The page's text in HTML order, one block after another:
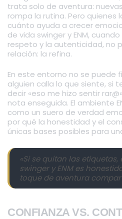
trata solo de aventura:
rompa la rutina. Pero quienes
cuánto ayuda a crecer
de vida swinger y ENM,
respeto y la autenticidad, no
relación: la refina.
En este entorno no se puede
alguien calla lo que siente, si
decir «eso me hizo sentir
nota enseguida. El ambiente
como un suero de verdad
por qué la honestidad y el
únicas bases posibles para
«Si se quitan las
swinger y ENM es
toque de aventura
CONFIANZA VS.